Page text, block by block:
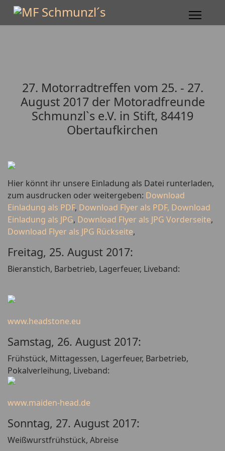
27. Motorradtreffen vom 25. - 27.
August 2017 der Motoradfreunde
Schmunzl`s e.V. in Stift, 84419
Obertaufkirchen
Hier könnt ihr unsere Einladung als Datei runterladen,
zum ausdrucken oder weitergeben: Download
Einladung als PDF, Download Flyer als PDF, Download
Einladung als JPG, Download Flyer als JPG Vorderseite,
Download Flyer als JPG Rückseite,
Freitag, 25. August 2017:
Bieranstich, Barbetrieb, Lagerfeuer, Liveband:
www.headstone.eu
Samstag, 26. August 2017:
Frühstück, Mittagessen, Lagerfeuer, Barbetrieb,
Pokalverleihung, Liveband:
www.maiden-head.de
Sonntag, 27. August 2017:
Weißwurstfrühstück, Abreise